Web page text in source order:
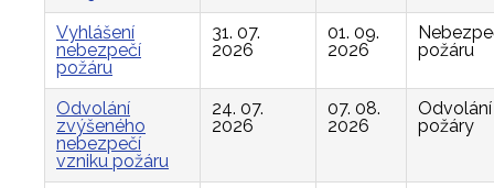
Vyhlášení
nebezpečí
požáru
31. 07.
2026
01. 09.
2026
požáru
Odvolání
zvýšeného
nebezpečí
vzniku požáru
24. 07.
2026
07. 08.
2026
Odvolání
požáry